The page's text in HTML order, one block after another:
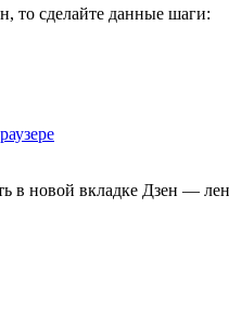
то сделайте данные шаги:
в новой вкладке Дзен —